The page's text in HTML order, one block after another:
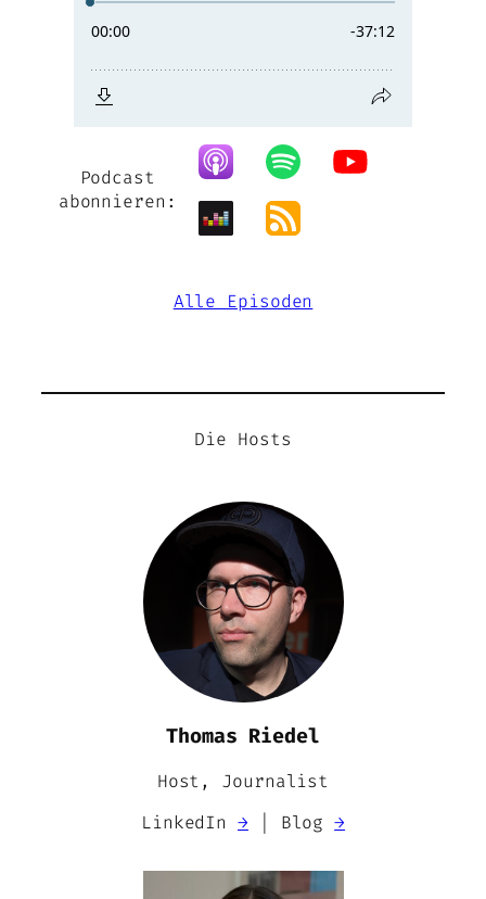
Podcast
abonnieren:
Alle Episoden
Die Hosts
Thomas Riedel
Host, Journalist
LinkedIn→ | Blog→